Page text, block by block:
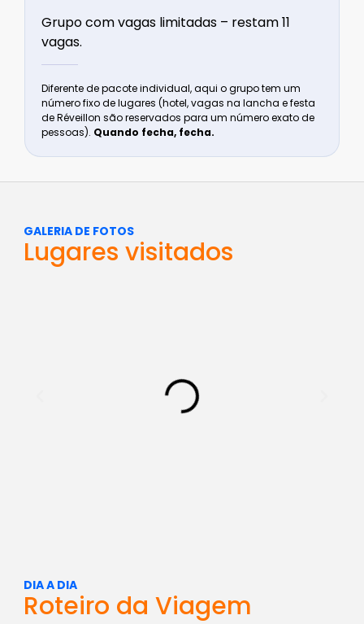
Grupo com vagas limitadas – restam 11
vagas.
Diferente de pacote individual, aqui o grupo tem um
número fixo de lugares (hotel, vagas na lancha e festa
de Réveillon são reservados para um número exato de
pessoas). Quando fecha, fecha.
GALERIA DE FOTOS
Lugares visitados
DIA A DIA
Roteiro da Viagem